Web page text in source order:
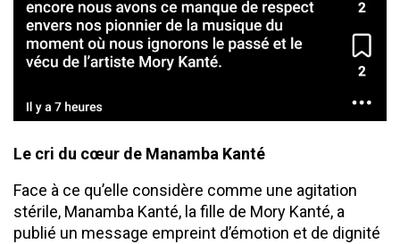
​Le cri du cœur de Manamba Kanté
​Face à ce qu’elle considère comme une agitation
stérile, Manamba Kanté, la fille de Mory Kanté, a
publié un message empreint d’émotion et de dignité